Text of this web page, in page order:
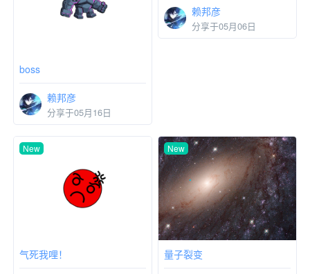
boss
赖邦彦
分享于05月16日
New
气死我哩！
New
量子裂变